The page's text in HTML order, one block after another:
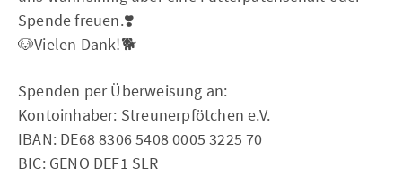
Spende freuen.❣️
🐶Vielen Dank!🐕
Spenden per Überweisung an:
Kontoinhaber: Streunerpfötchen e.V.
IBAN: DE68 8306 5408 0005 3225 70
BIC: GENO DEF1 SLR